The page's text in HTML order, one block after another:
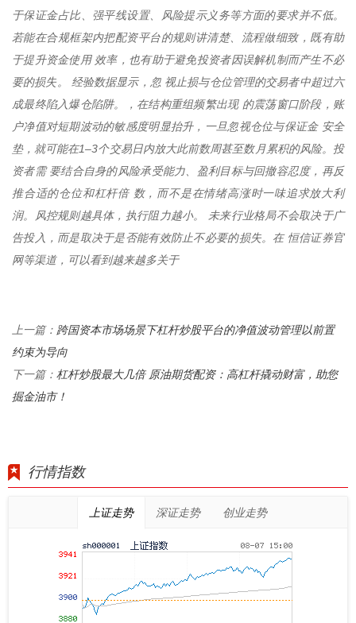
于保证金占比、强平线设置、风险提示义务等方面的要求并不低。
若能在合规框架内把配资平台的规则讲清楚、流程做细致，既有助
于提升资金使用 效率，也有助于避免投资者因误解机制而产生不必
要的损失。 经验数据显示，忽 视止损与仓位管理的交易者中超过六
成最终陷入爆仓陷阱。，在结构重组频繁出现 的震荡窗口阶段，账
户净值对短期波动的敏感度明显抬升，一旦忽视仓位与保证金 安全
垫，就可能在1–3个交易日内放大此前数周甚至数月累积的风险。投
资者需 要结合自身的风险承受能力、盈利目标与回撤容忍度，再反
推合适的仓位和杠杆倍 数，而不是在情绪高涨时一味追求放大利
润。风控规则越具体，执行阻力越小。 未来行业格局不会取决于广
告投入，而是取决于是否能有效防止不必要的损失。在 恒信证券官
网等渠道，可以看到越来越多关于
上一篇： 跨国资本市场场景下杠杆炒股平台的净值波动管理以前置
约束为导向
下一篇： 杠杆炒股最大几倍 原油期货配资：高杠杆撬动财富，助您
掘金油市！
行情指数
上证走势 深证走势 创业走势